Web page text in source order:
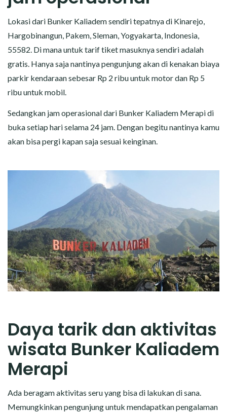
Lokasi dari Bunker Kaliadem sendiri tepatnya di Kinarejo,
Hargobinangun, Pakem, Sleman, Yogyakarta, Indonesia,
55582. Di mana untuk tarif tiket masuknya sendiri adalah
gratis. Hanya saja nantinya pengunjung akan di kenakan biaya
parkir kendaraan sebesar Rp 2 ribu untuk motor dan Rp 5
ribu untuk mobil.
Sedangkan jam operasional dari Bunker Kaliadem Merapi di
buka setiap hari selama 24 jam. Dengan begitu nantinya kamu
akan bisa pergi kapan saja sesuai keinginan.
Daya tarik dan aktivitas
wisata Bunker Kaliadem
Merapi
Ada beragam aktivitas seru yang bisa di lakukan di sana.
Memungkinkan pengunjung untuk mendapatkan pengalaman